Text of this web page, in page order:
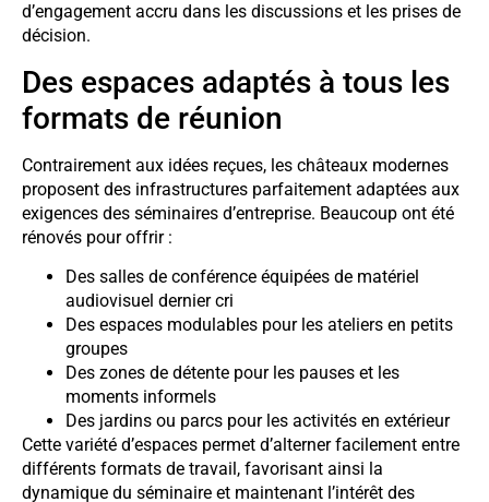
d’engagement accru dans les discussions et les prises de
décision.
Des espaces adaptés à tous les
formats de réunion
Contrairement aux idées reçues, les châteaux modernes
proposent des infrastructures parfaitement adaptées aux
exigences des séminaires d’entreprise. Beaucoup ont été
rénovés pour offrir :
Des salles de conférence équipées de matériel
audiovisuel dernier cri
Des espaces modulables pour les ateliers en petits
groupes
Des zones de détente pour les pauses et les
moments informels
Des jardins ou parcs pour les activités en extérieur
Cette variété d’espaces permet d’alterner facilement entre
différents formats de travail, favorisant ainsi la
dynamique du séminaire et maintenant l’intérêt des